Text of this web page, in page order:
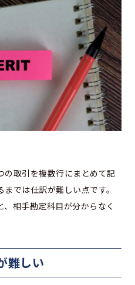
の取引を複数行にまとめて記
では仕訳が難しい点です。
相手勘定科目が分からなく
難しい